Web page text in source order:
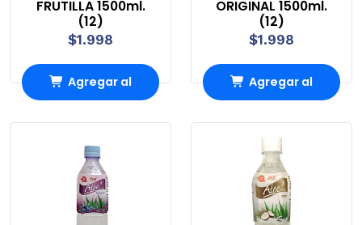
FRUTILLA 1500ml.
(12)
$1.998
Agregar al
ORIGINAL 1500ml.
(12)
$1.998
Agregar al